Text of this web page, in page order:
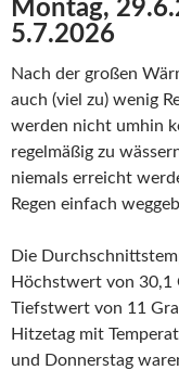
Montag,
5.7.2026
Nach der großen
auch (viel zu) wenig
werden nicht umhin
regelmäßig zu
niemals erreicht
Regen einfach
Die
Höchstwert von 30,1
Tiefstwert von 11
Hitzetag mit
und Donnerstag